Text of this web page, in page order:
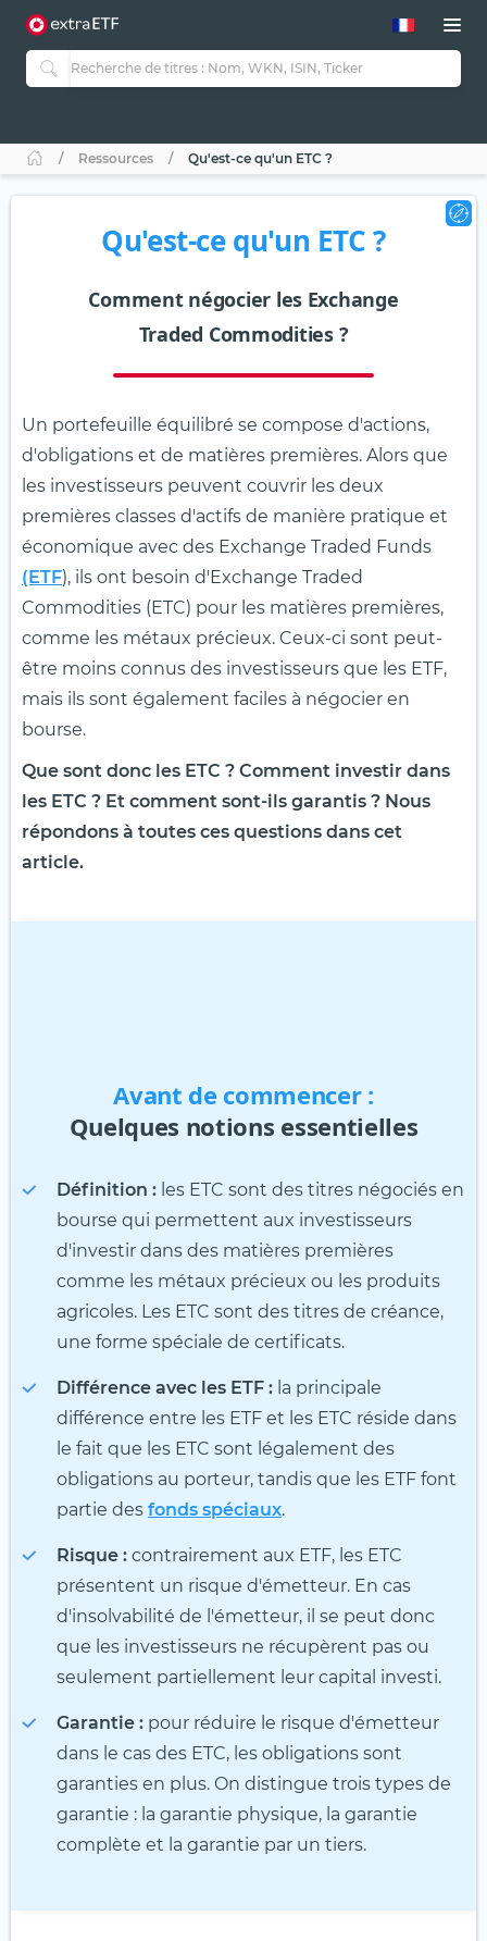
Ressources Qu'est-ce qu'un ETC ?
Qu'est-ce qu'un ETC ?
Comment négocier les Exchange
Traded Commodities ?
Un portefeuille équilibré se compose d'actions,
d'obligations et de matières premières. Alors que
les investisseurs peuvent couvrir les deux
premières classes d'actifs de manière pratique et
économique avec des Exchange Traded Funds
(ETF), ils ont besoin d'Exchange Traded
Commodities (ETC) pour les matières premières,
comme les métaux précieux. Ceux-ci sont peut-
être moins connus des investisseurs que les ETF,
mais ils sont également faciles à négocier en
bourse.
Que sont donc les ETC ? Comment investir dans
les ETC ? Et comment sont-ils garantis ? Nous
répondons à toutes ces questions dans cet
article.
Avant de commencer :
Quelques notions essentielles
Définition : les ETC sont des titres négociés en
bourse qui permettent aux investisseurs
d'investir dans des matières premières
comme les métaux précieux ou les produits
agricoles. Les ETC sont des titres de créance,
une forme spéciale de certificats.
Différence avec les ETF : la principale
différence entre les ETF et les ETC réside dans
le fait que les ETC sont légalement des
obligations au porteur, tandis que les ETF font
partie des fonds spéciaux.
Risque : contrairement aux ETF, les ETC
présentent un risque d'émetteur. En cas
d'insolvabilité de l'émetteur, il se peut donc
que les investisseurs ne récupèrent pas ou
seulement partiellement leur capital investi.
Garantie : pour réduire le risque d'émetteur
dans le cas des ETC, les obligations sont
garanties en plus. On distingue trois types de
garantie : la garantie physique, la garantie
complète et la garantie par un tiers.